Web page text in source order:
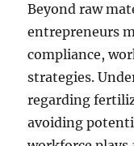
Beyond raw
entrepreneurs
compliance,
strategies.
regarding
avoiding